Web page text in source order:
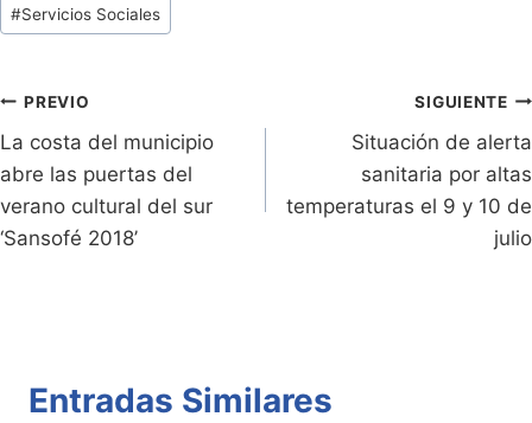
ri
dl
y
y
k
p
k
de
#Servicios Sociales
Navegación
de
entradas
PREVIO
La costa del municipio
abre las puertas del
verano cultural del sur
‘Sansofé 2018’
SIGUIENTE
Situación de alerta
sanitaria por altas
temperaturas el 9 y 10 de
julio
Entradas Similares